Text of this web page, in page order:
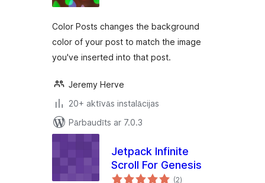
Color Posts changes the background
color of your post to match the image
you've inserted into that post.
Jeremy Herve
20+ aktīvās instalācijas
Pārbaudīts ar 7.0.3
Jetpack Infinite
Scroll For Genesis
(2vērtējumu
)